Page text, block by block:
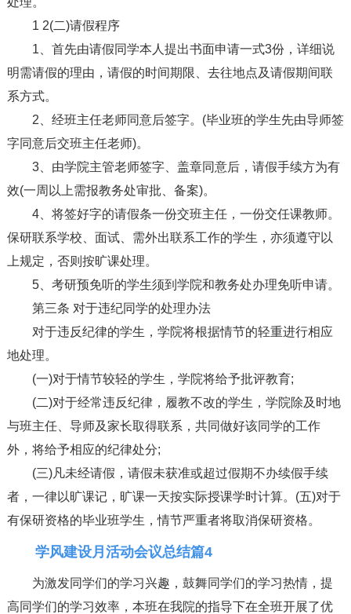
1 2(二)请假程序
1、首先由请假同学本人提出书面申请一式3份，详细说
明需请假的理由，请假的时间期限、去往地点及请假期间联
系方式。
2、经班主任老师同意后签字。(毕业班的学生先由导师签
字同意后交班主任老师)。
3、由学院主管老师签字、盖章同意后，请假手续方为有
效(一周以上需报教务处审批、备案)。
4、将签好字的请假条一份交班主任，一份交任课教师。
保研联系学校、面试、需外出联系工作的学生，亦须遵守以
上规定，否则按旷课处理。
5、考研预免听的学生须到学院和教务处办理免听申请。
第三条 对于违纪同学的处理办法
对于违反纪律的学生，学院将根据情节的轻重进行相应
地处理。
(一)对于情节较轻的学生，学院将给予批评教育;
(二)对于经常违反纪律，履教不改的学生，学院除及时地
与班主任、导师及家长取得联系，共同做好该同学的工作
外，将给予相应的纪律处分;
(三)凡未经请假，请假未获准或超过假期不办续假手续
者，一律以旷课记，旷课一天按实际授课学时计算。(五)对于
有保研资格的毕业班学生，情节严重者将取消保研资格。
学风建设月活动会议总结篇4
为激发同学们的学习兴趣，鼓舞同学们的学习热情，提
高同学们的学习效率，本班在我院的指导下在全班开展了优